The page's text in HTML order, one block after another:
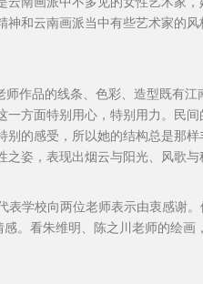
和云南画派当中有些艺术家的
作品的线条、色彩、造型既有
方面特别用心，特别用力。民
的感受，所以她的结构总是那
姿，表现出烟云与阳光、风歌与
学校向两位老师表示由衷感谢
。看朱维明、陈之川老师的绘